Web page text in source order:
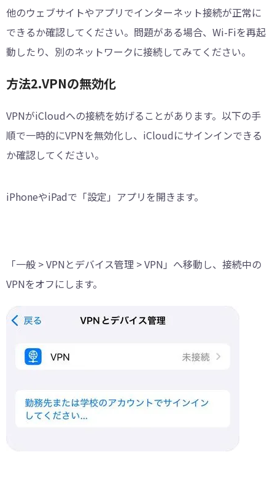
他のウェブサイトやアプリでインターネット接続が正常に
できるか確認してください。問題がある場合、Wi-Fiを再起
動したり、別のネットワークに接続してみてください。
方法2.VPNの無効化
VPNがiCloudへの接続を妨げることがあります。以下の手
順で一時的にVPNを無効化し、iCloudにサインインできる
か確認してください。
iPhoneやiPadで「設定」アプリを開きます。
「一般 > VPNとデバイス管理 > VPN」へ移動し、接続中の
VPNをオフにします。